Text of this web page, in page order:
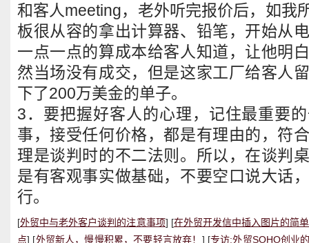
和客人meeting，老外听完报价后，如我
板很从容的拿出计算器、铅笔，开始从
一点一点的算成本给客人知道，让他明
然当场没有成交，但是这家工厂给客人
下了200万美金的单子。
3．要把握好客人的心理，记住最重要
事，接受任何价格，都是有理由的，符
理是谈判时的不二法则。所以，在谈判
是有客观事实做基础，不要空口说大话
行。
[外贸中与老外客户谈判的注意事项] [在外贸开发信中插入图片的简
点] [外贸新人，慢慢积累，不要轻言放弃！ ] [专访:外贸SOHO创业